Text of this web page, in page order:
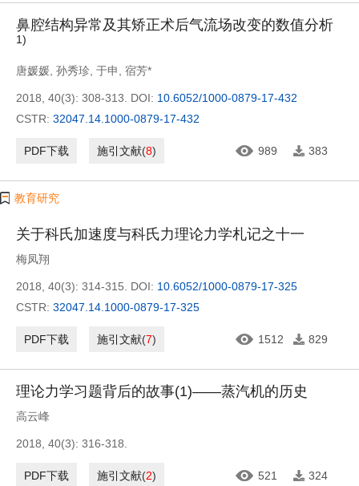
鼻腔结构异常及其矫正术后气流场改变的数值分析
1)
唐媛媛 孙秀珍 于申 宿芳*
2018, 40(3): 308-313. DOI: 10.6052/1000-0879-17-432
CSTR: 32047.14.1000-0879-17-432
PDF下载 施引文献(8) 989 383
教育研究
关于科氏加速度与科氏力理论力学札记之十一
梅凤翔
2018, 40(3): 314-315. DOI: 10.6052/1000-0879-17-325
CSTR: 32047.14.1000-0879-17-325
PDF下载 施引文献(7) 1512 829
理论力学习题背后的故事(1)——蒸汽机的历史
高云峰
2018, 40(3): 316-318.
PDF下载 施引文献(2) 521 324